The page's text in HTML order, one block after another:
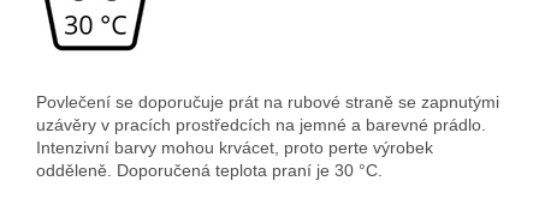
Povlečení se doporučuje prát na rubové straně se zapnutými
uzávěry v pracích prostředcích na jemné a barevné prádlo.
Intenzivní barvy mohou krvácet, proto perte výrobek
odděleně. Doporučená teplota praní je 30 °C.